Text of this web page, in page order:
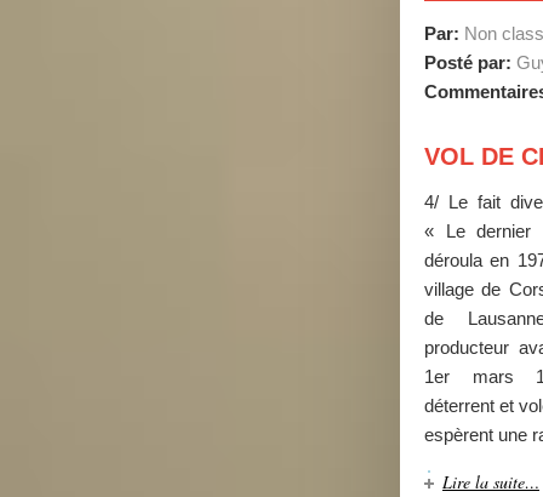
Par: Non
Posté par:
VOL DE
4/ Le fait
« Le dernier
déroula en
village de
de
producteur
1er mars
déterrent et
espèrent une
Lire la suite…